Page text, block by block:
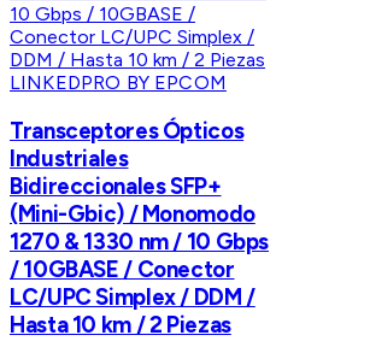
LINKEDPRO BY EPCOM
Transceptores Ópticos
Industriales
Bidireccionales SFP+
(Mini-Gbic) / Monomodo
1270 & 1330 nm / 10 Gbps
/ 10GBASE / Conector
LC/UPC Simplex / DDM /
Hasta 10 km / 2 Piezas